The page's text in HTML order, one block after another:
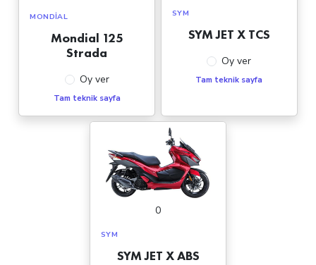
MONDIAL
Mondial 125
Strada
Oy ver
Tam teknik sayfa
SYM
SYM JET X TCS
Oy ver
Tam teknik sayfa
0
SYM
SYM JET X ABS